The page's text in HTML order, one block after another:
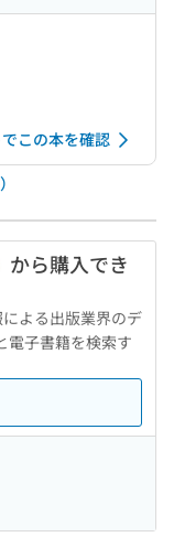
この本を確認
から購入でき
よる出版業界のデ
電子書籍を検索す